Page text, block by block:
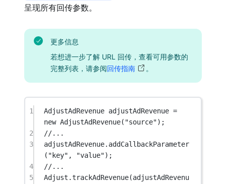
呈现所有回传参数。
更多信息
若想进一步了解 URL 回传，查看可用参数的
完整列表，请参阅回传指南 。
1 AdjustAdRevenue adjustAdRevenue =
new AdjustAdRevenue( "source");
2
//...
3
adjustAdRevenue. addCallbackParameter
( "key" , "value");
4
//...
5
Adjust.trackAdRevenue(adjustAdRevenu